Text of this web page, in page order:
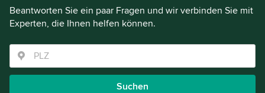
Beantworten Sie ein paar Fragen und wir verbinden Sie mit
Experten, die Ihnen helfen können.
Suchen